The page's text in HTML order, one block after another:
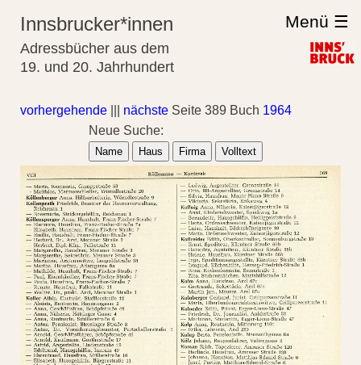
Innsbrucker*innen
Adressbücher aus dem
19. und 20. Jahrhundert
Menü ☰
vorhergehende nächste Seite 389 Buch 1964
Neue Suche:
Name Haus Firma Volltext